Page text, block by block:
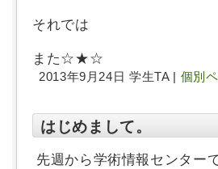
それでは
また☆★☆
2013年9月24日 学生TA | 個別
はじめまして。
先週から学術情報センター